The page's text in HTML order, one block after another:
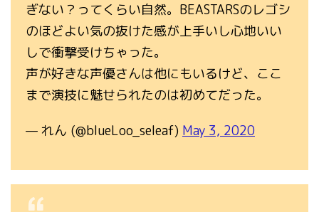
ぎない？ってくらい自然。BEASTARSのレゴシ
のほどよい気の抜けた感が上手いし心地いい
しで衝撃受けちゃった。
声が好きな声優さんは他にもいるけど、ここ
まで演技に魅せられたのは初めてだった。
— れん (@blueLoo_seleaf) May 3, 2020